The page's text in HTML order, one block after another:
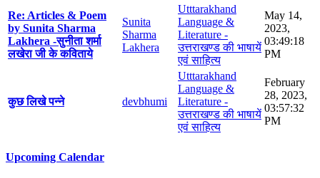
Re: Articles & Poem
by Sunita Sharma
Lakhera -सुनीता शर्मा
लखेरा जी के कविताये
Sunita
Sharma
Lakhera
Utttarakhand
Language &
Literature -
उत्तराखण्ड की भाषायें
एवं साहित्य
May 14,
2023,
03:49:18
PM
कुछ लिखे पन्ने devbhumi
Utttarakhand
Language &
Literature -
उत्तराखण्ड की भाषायें
एवं साहित्य
February
28, 2023,
03:57:32
PM
Upcoming Calendar